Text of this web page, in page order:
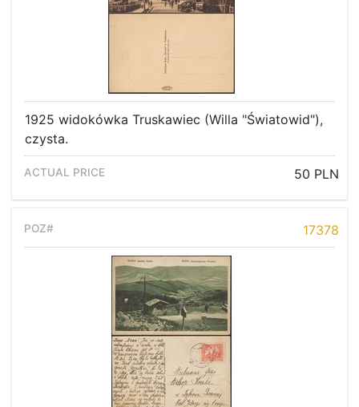
1925 widokówka Truskawiec (Willa "Światowid"),
czysta.
50 PLN
17378